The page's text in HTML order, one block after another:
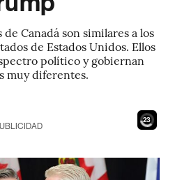
Canadá son similares a los
de Estados Unidos. Ellos
político y gobiernan
muy diferentes.
21